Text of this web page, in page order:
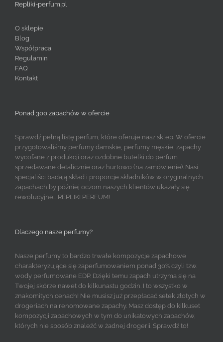
Repliki-perfum.pl
O sklepie
Blog
Współpraca
Regulamin
FAQ
Kontakt
Ponad 300 zapachów w ofercie
Sprawdź pełną listę perfum, które oferuje nasz sklep. W ofercie
przygotowaliśmy perfumy damskie, perfumy męskie, zapachy
wycofane z produkcji oraz ozdobne butelki do perfum
sprzedawane detalicznie oraz hurtowo (na zamówienie). Nasi
specjaliści badają skład i proporcje składników w oryginalnych
zapachach by później oczom naszych klientów ukazały się
rewolucyjne... REPLIKI PERFUM!
Dlaczego nasze perfumy?
Nasze perfumy to bardzo trwałe kompozycje zapachowe
charakteryzujące się zaperfumowaniem ponad 30% czyli tzw.
wody perfumowane EDP. Dzięki temu zapach utrzyma się na
Twojej skórze nawet do kilkunastu godzin. I to wszystko w
znakomitych cenach! Nie musisz już przepłacać setek złotych w
drogeriach na renomowane zapachy. Masz dostęp do kilkuset
kompozycji zapachowych w tym do unikatowych zapachów,
których nie sposób znaleźć w żadnej drogerii. Sprawdź to!